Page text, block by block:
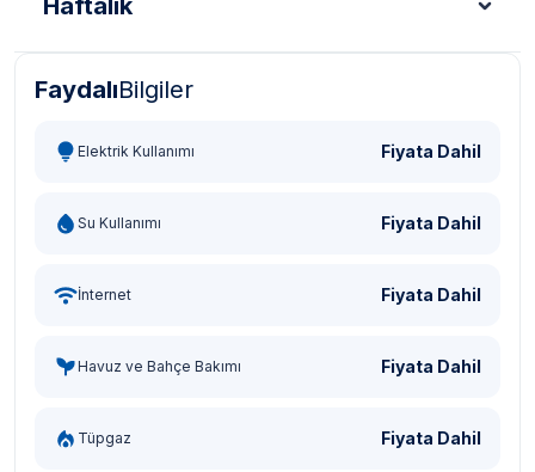
Haftalık
Türk Lirası - TL
FaydalıBilgiler
Elektrik Kullanımı Fiyata Dahil
Su Kullanımı Fiyata Dahil
İnternet Fiyata Dahil
Havuz ve Bahçe Bakımı Fiyata Dahil
Tüpgaz Fiyata Dahil